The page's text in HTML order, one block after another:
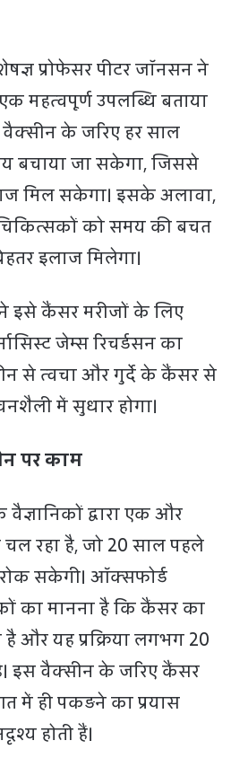
प्रोफेसर पीटर जॉनसन ने
महत्वपूर्ण उपलब्धि बताया
वैक्सीन के जरिए हर साल
बचाया जा सकेगा, जिससे
मिल सकेगा। इसके अलावा,
को समय की बचत
इलाज मिलेगा।
ने इसे कैंसर मरीजों के लिए
जेम्स रिचर्डसन का
से त्वचा और गुर्दे के कैंसर से
में सुधार होगा।
पर काम
द्वारा एक और
रहा है, जो 20 साल पहले
सकेगी। ऑक्सफोर्ड
का मानना है कि कैंसर का
है और यह प्रक्रिया लगभग 20
इस वैक्सीन के जरिए कैंसर
ही पकड़ने का प्रयास
होती हैं।